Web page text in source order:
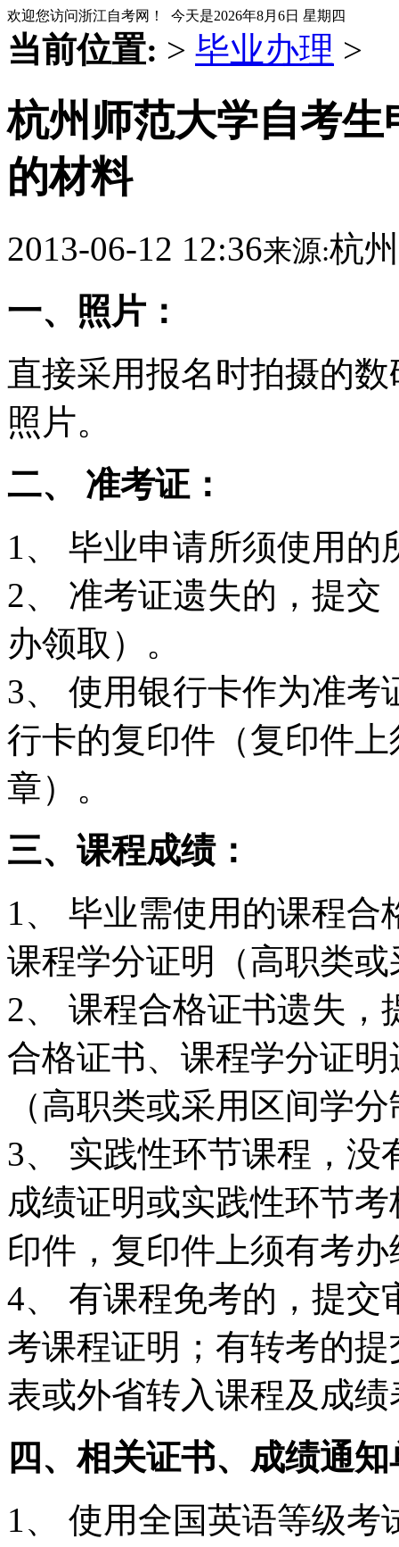
欢迎您访问浙江自考网！ 今天是2026年8月6日 星期四
当前位置: > 毕业办理 >
杭州师范大学自考
的材料
2013-06-12 12:36来源:杭
一、照片：
直接采用报名时拍摄的
照片。
二、 准考证：
1、 毕业申请所须使用的
2、 准考证遗失的，提
办领取）。
3、 使用银行卡作为准
行卡的复印件（复印件
章）。
三、课程成绩：
1、 毕业需使用的课程
课程学分证明（高职类
2、 课程合格证书遗失
合格证书、课程学分证
（高职类或采用区间学
3、 实践性环节课程，
成绩证明或实践性环节
印件，复印件上须有考
4、 有课程免考的，提交
考课程证明；有转考的
表或外省转入课程及成
四、相关证书、成绩通
1、 使用全国英语等级考